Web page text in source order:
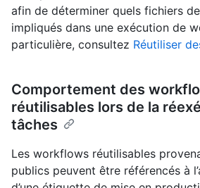
afin de déterminer quels fichiers
impliqués dans une exécution de
particulière, consultez Réutiliser
Comportement des
réutilisables lors de la
tâches
Les workflows réutilisables
publics peuvent être référencés à